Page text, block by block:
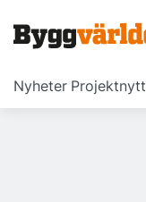
Nyheter Projektnytt